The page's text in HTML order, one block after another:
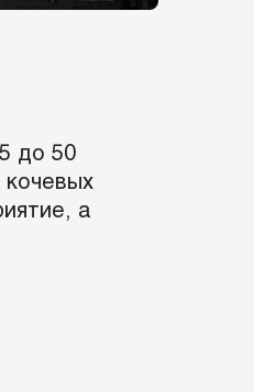
до 50
кочевых
а